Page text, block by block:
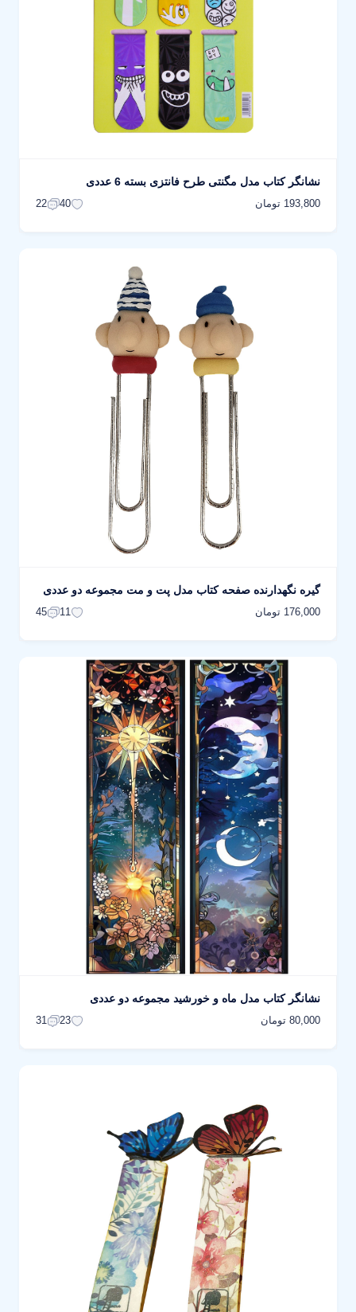
نشانگر کتاب مدل مگنتی طرح فانتزی بسته 6 عددی
193,800 تومان 40
22
گیره نگهدارنده صفحه کتاب مدل پت و مت مجموعه دو عددی
176,000 تومان 11
45
نشانگر کتاب مدل ماه و خورشید مجموعه دو عددی
80,000 تومان 23
31